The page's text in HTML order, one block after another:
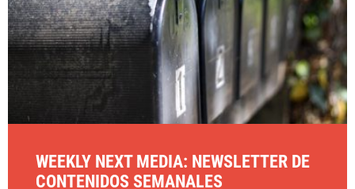
WEEKLY NEXT MEDIA: NEWSLETTER DE
CONTENIDOS SEMANALES